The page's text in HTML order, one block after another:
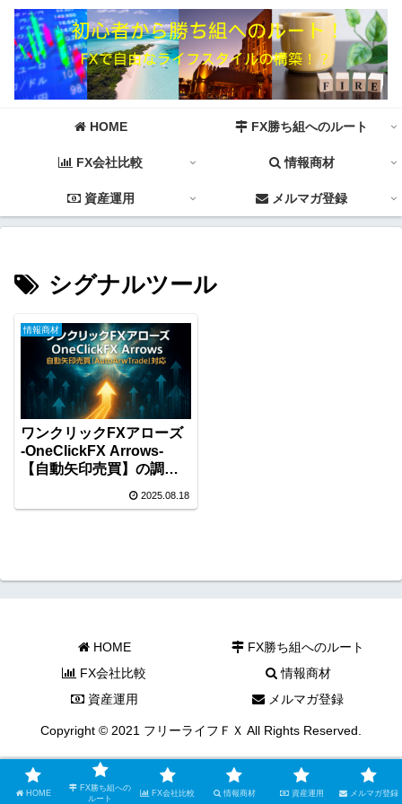
HOME FX勝ち組へのルート
FX会社比較 情報商材
資産運用 メルマガ登録
シグナルツール
情報商材
ワンクリックFXアローズ
-OneClickFX Arrows-
【自動矢印売買】の調
2025.08.18
HOME
FX勝ち組へのルート
FX会社比較
情報商材
資産運用
メルマガ登録
Copyright © 2021 フリーライフＦＸ All Rights Reserved.
HOME
FX勝ち組への
ルート
FX会社比較 情報商材 資産運用 メルマガ登録